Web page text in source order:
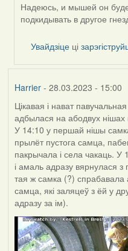
In
reply
Feather
Надеюсь, и мышей он
подкидывать в другое
Увайдзіце ці
Harrier- 28.03.2023 - 15:00
Цікавая і нават павучальная
адбылася на абодвух нішах
У 14:10 у першай нішы
прылёт пустога самца,
пакрычала і села чакаць.
і амаль адразу вярнулася з
тая ж самка (?) спрабавала
самца, які заляцеў з ёй у
адразу за ім).